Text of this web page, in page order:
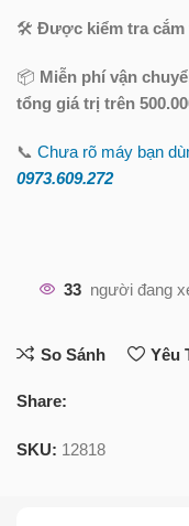
🛠️Được kiểm tra
📦 Miễn phí vận
tổng giá trị trên
📞Chưa rõ máy bạn
0973.609.272
33 người đang
So Sánh Yêu
Share:
SKU: 12818